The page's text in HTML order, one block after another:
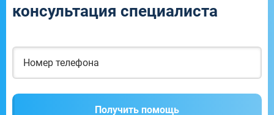
консультация специалиста
Получить помощь